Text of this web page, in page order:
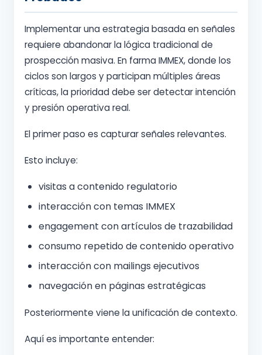
Implementar una estrategia basada en señales
requiere abandonar la lógica tradicional de
prospección masiva. En farma IMMEX, donde los
ciclos son largos y participan múltiples áreas
críticas, la prioridad debe ser detectar intención
y presión operativa real.
El primer paso es capturar señales relevantes.
Esto incluye:
visitas a contenido regulatorio
interacción con temas IMMEX
engagement con artículos de trazabilidad
consumo repetido de contenido operativo
interacción con mailings ejecutivos
navegación en páginas estratégicas
Posteriormente viene la unificación de contexto.
Aquí es importante entender: